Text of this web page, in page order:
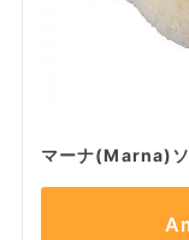
マーナ(Marna)